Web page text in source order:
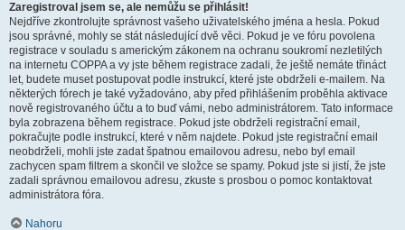
Zaregistroval jsem se, ale nemůžu se přihlásit!
Nejdříve zkontrolujte správnost vašeho uživatelského jména a hesla. Pokud
jsou správné, mohly se stát následující dvě věci. Pokud je ve fóru povolena
registrace v souladu s americkým zákonem na ochranu soukromí nezletilých
na internetu COPPA a vy jste během registrace zadali, že ještě nemáte třináct
let, budete muset postupovat podle instrukcí, které jste obdrželi e-mailem. Na
některých fórech je také vyžadováno, aby před přihlášením proběhla aktivace
nově registrovaného účtu a to buď vámi, nebo administrátorem. Tato informace
byla zobrazena během registrace. Pokud jste obdrželi registrační email,
pokračujte podle instrukcí, které v něm najdete. Pokud jste registrační email
neobdrželi, mohli jste zadat špatnou emailovou adresu, nebo byl email
zachycen spam filtrem a skončil ve složce se spamy. Pokud jste si jistí, že jste
zadali správnou emailovou adresu, zkuste s prosbou o pomoc kontaktovat
administrátora fóra.
Nahoru